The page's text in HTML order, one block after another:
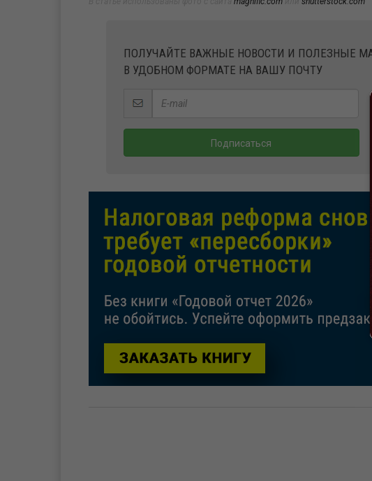
ПОЛУЧАЙТЕ ВАЖНЫЕ НОВОСТИ И ПОЛЕЗНЫЕ
В УДОБНОМ ФОРМАТЕ НА ВАШУ ПОЧТУ